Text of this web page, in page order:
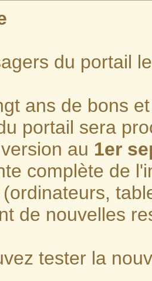
du portail
ans de bons
portail sera
au 1er
complète de
de nouvelles
tester la